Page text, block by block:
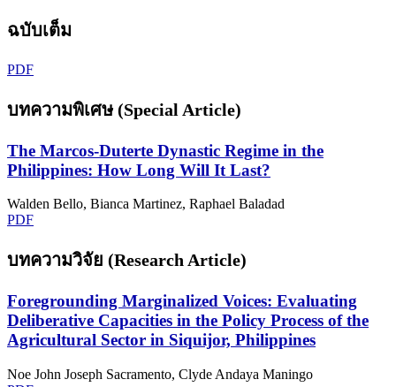
ฉบับเต็ม
PDF
บทความพิเศษ (Special Article)
The Marcos-Duterte Dynastic Regime in the
Philippines: How Long Will It Last?
Walden Bello, Bianca Martinez, Raphael Baladad
PDF
บทความวิจัย (Research Article)
Foregrounding Marginalized Voices: Evaluating
Deliberative Capacities in the Policy Process of the
Agricultural Sector in Siquijor, Philippines
Noe John Joseph Sacramento, Clyde Andaya Maningo